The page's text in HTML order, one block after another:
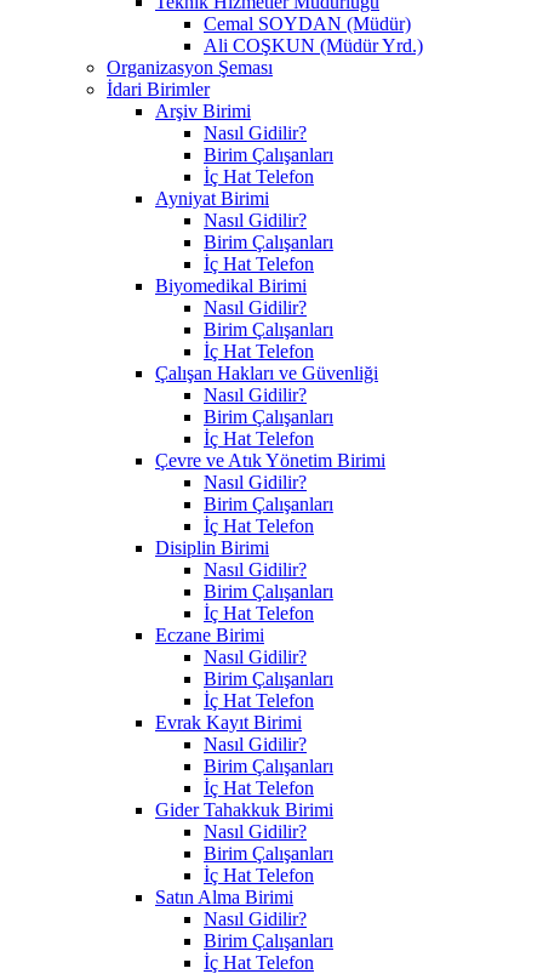
Cemal SOYDAN (Müdür)
Ali COŞKUN (Müdür Yrd.)
Organizasyon Şeması
İdari Birimler
Arşiv Birimi
Nasıl Gidilir?
Birim Çalışanları
İç Hat Telefon
Ayniyat Birimi
Nasıl Gidilir?
Birim Çalışanları
İç Hat Telefon
Biyomedikal Birimi
Nasıl Gidilir?
Birim Çalışanları
İç Hat Telefon
Çalışan Hakları ve Güvenliği
Nasıl Gidilir?
Birim Çalışanları
İç Hat Telefon
Çevre ve Atık Yönetim Birimi
Nasıl Gidilir?
Birim Çalışanları
İç Hat Telefon
Disiplin Birimi
Nasıl Gidilir?
Birim Çalışanları
İç Hat Telefon
Eczane Birimi
Nasıl Gidilir?
Birim Çalışanları
İç Hat Telefon
Evrak Kayıt Birimi
Nasıl Gidilir?
Birim Çalışanları
İç Hat Telefon
Gider Tahakkuk Birimi
Nasıl Gidilir?
Birim Çalışanları
İç Hat Telefon
Satın Alma Birimi
Nasıl Gidilir?
Birim Çalışanları
İç Hat Telefon